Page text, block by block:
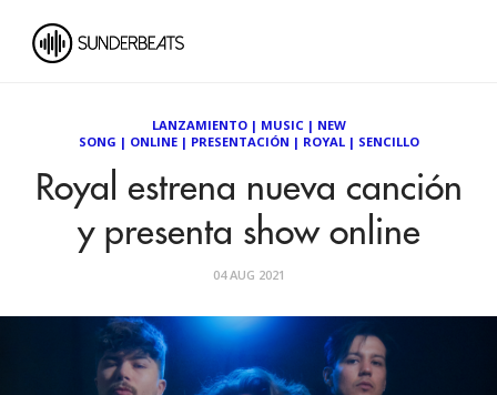
LANZAMIENTO| MUSIC| NEW
SONG | ONLINE| PRESENTACIÓN | ROYAL| SENCILLO
Royal estrena nueva canción
y presenta show online
04 AUG 2021